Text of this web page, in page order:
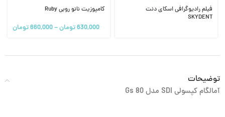
فیلم رادیوگرافی اسکای دنت
SKYDENT
کامپوزیت نانو روبی Ruby
630,000تومان–
660,000تومان
توضیحات
آمالگام کپسولی SDI مدل Gs 80